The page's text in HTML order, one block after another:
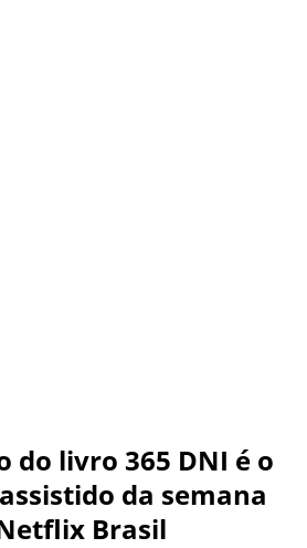
do livro 365 DNI é o
da semana
Brasil